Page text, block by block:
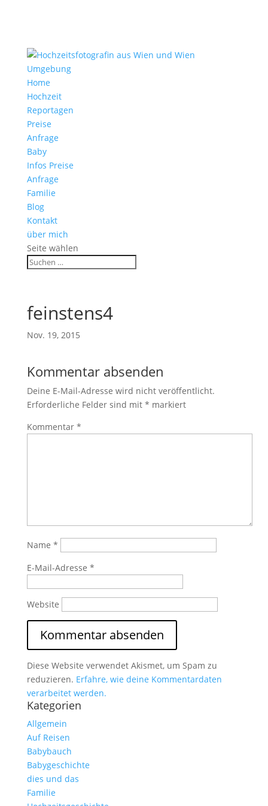
Home
Hochzeit
Reportagen
Preise
Anfrage
Baby
Infos Preise
Anfrage
Familie
Blog
Kontakt
über mich
Seite wählen
feinstens4
Nov. 19, 2015
Kommentar absenden
Deine E-Mail-Adresse wird nicht veröffentlicht.
Erforderliche Felder sind mit * markiert
Kommentar *
Name *
E-Mail-Adresse *
Website
Diese Website verwendet Akismet, um Spam zu
reduzieren. Erfahre, wie deine Kommentardaten
verarbeitet werden.
Kategorien
Allgemein
Auf Reisen
Babybauch
Babygeschichte
dies und das
Familie